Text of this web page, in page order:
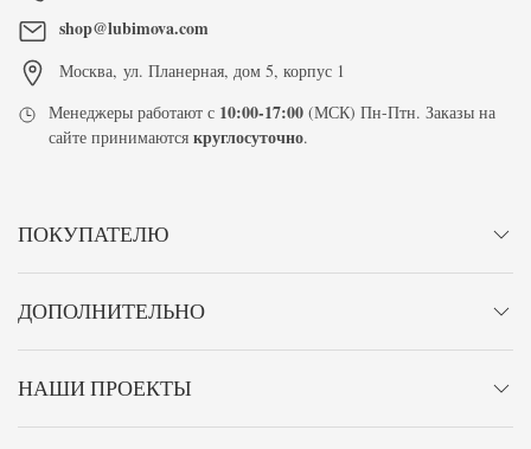
shop@lubimova.com
Москва, ул. Планерная, дом 5, корпус 1
Менеджеры работают с 10:00-17:00 (МСК) Пн-Птн. Заказы на
сайте принимаютсякруглосуточно.
ПОКУПАТЕЛЮ
ДОПОЛНИТЕЛЬНО
НАШИ ПРОЕКТЫ